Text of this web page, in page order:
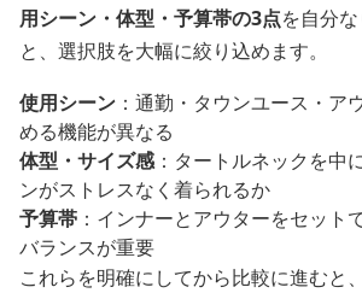
用シーン・体型・予算帯の3点を自分
と、選択肢を大幅に絞り込めます。
使用シーン ：通勤・タウンユース・ア
める機能が異なる
体型・サイズ感：タートルネックを中
ンがストレスなく着られるか
予算帯 ：インナーとアウターをセット
バランスが重要
これらを明確にしてから比較に進むと